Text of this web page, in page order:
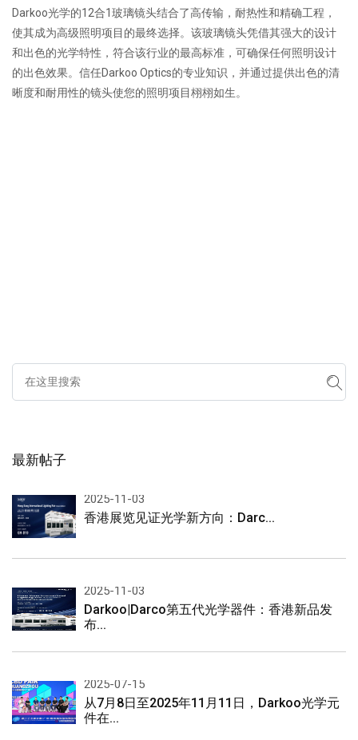
Darkoo光学的12合1玻璃镜头结合了高传输，耐热性和精确工程，
使其成为高级照明项目的最终选择。该玻璃镜头凭借其强大的设计
和出色的光学特性，符合该行业的最高标准，可确保任何照明设计
的出色效果。信任Darkoo Optics的专业知识，并通过提供出色的清
晰度和耐用性的镜头使您的照明项目栩栩如生。
最新帖子
2025-11-03
香港展览见证光学新方向：Darc...
2025-11-03
Darkoo|Darco第五代光学器件：香港新品发
布...
2025-07-15
从7月8日至2025年11月11日，Darkoo光学元
件在...